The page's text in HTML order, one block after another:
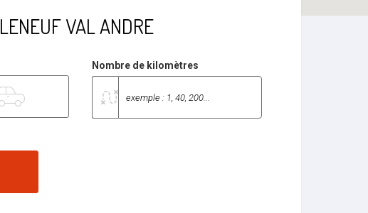
VAL ANDRE
Nombre de kilomètres